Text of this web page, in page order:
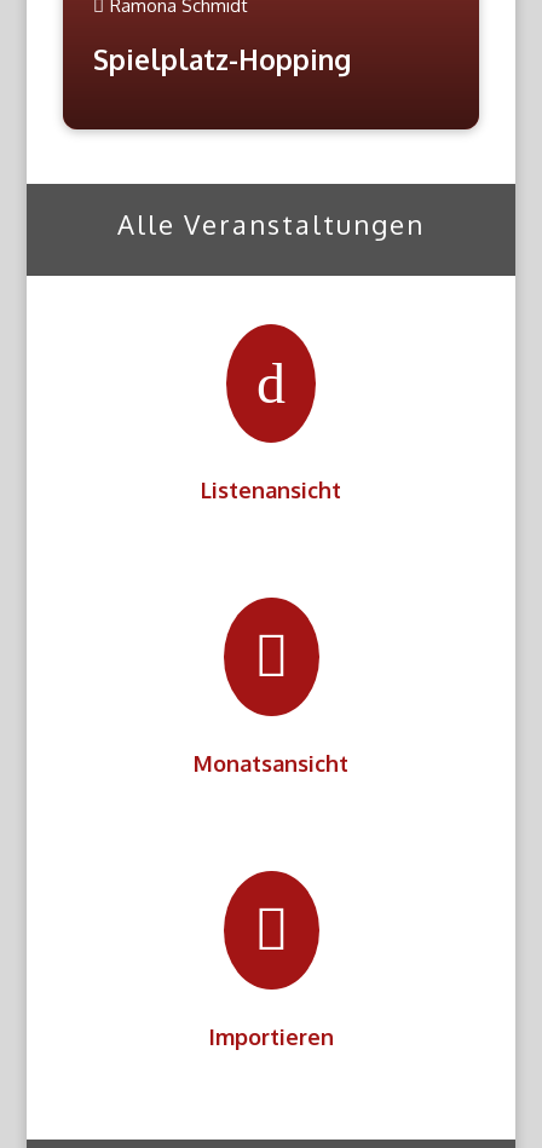
Ramona Schmidt
Spielplatz-Hopping
Alle Veranstaltungen
d
Listenansicht

Monatsansicht

Importieren